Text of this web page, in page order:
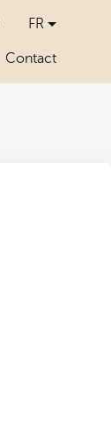
FR
Contact